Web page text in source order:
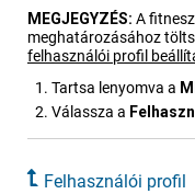
MEGJEGYZÉS: A
meghatározásához
felhasználói profil
Tartsa lenyomva a
Válassza a
Felhasz​nálói profil